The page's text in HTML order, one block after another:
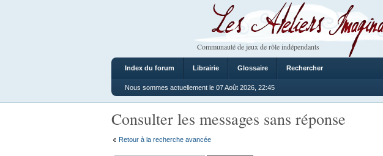
Les Ateliers Imaginaires
Communauté de jeux de rôle indépendants
Index du forum Librairie Glossaire Rechercher
Nous sommes actuellement le 07 Août 2026, 22:45
Consulter les messages sans réponse
Retour à la recherche avancée